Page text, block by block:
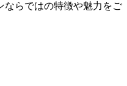
ならではの特徴や魅力をご